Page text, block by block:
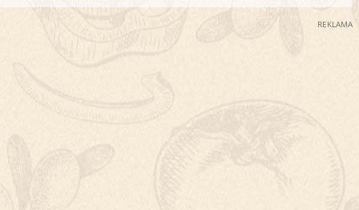
REKLAMA